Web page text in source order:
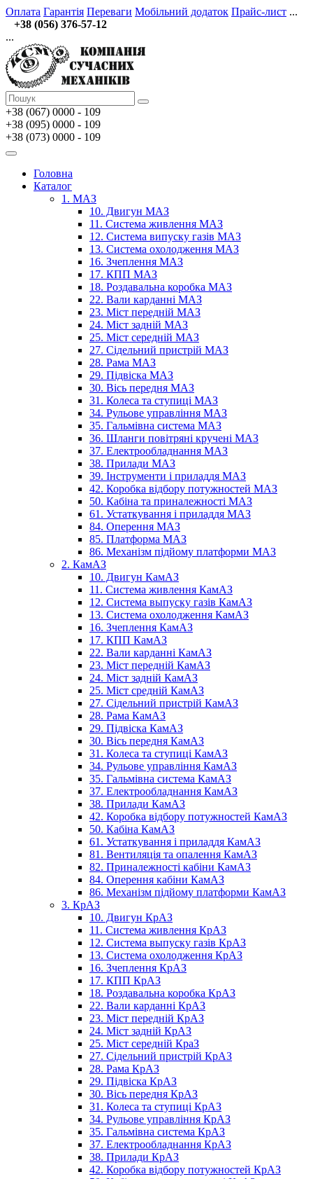
Оплата Гарантія Переваги Мобільний додаток Прайс-лист ...
+38 (056) 376-57-12
...
+38 (067) 0000 - 109
+38 (095) 0000 - 109
+38 (073) 0000 - 109
Головна
Каталог
1. МАЗ
10. Двигун МАЗ
11. Система живлення МАЗ
12. Система випуску газів МАЗ
13. Система охолодження МАЗ
16. Зчеплення МАЗ
17. КПП МАЗ
18. Роздавальна коробка МАЗ
22. Вали карданні МАЗ
23. Міст передній МАЗ
24. Міст задній МАЗ
25. Міст середній МАЗ
27. Сідельний пристрій МАЗ
28. Рама МАЗ
29. Підвіска МАЗ
30. Вісь передня МАЗ
31. Колеса та ступиці МАЗ
34. Рульове управління МАЗ
35. Гальмівна система МАЗ
36. Шланги повітряні кручені МАЗ
37. Електрообладнання МАЗ
38. Прилади МАЗ
39. Інструменти і приладдя МАЗ
42. Коробка відбору потужностей МАЗ
50. Кабіна та приналежності МАЗ
61. Устаткування і приладдя МАЗ
84. Оперення МАЗ
85. Платформа МАЗ
86. Механізм підйому платформи МАЗ
2. КамАЗ
10. Двигун КамАЗ
11. Система живлення КамАЗ
12. Система выпуску газів КамАЗ
13. Система охолодження КамАЗ
16. Зчеплення КамАЗ
17. КПП КамАЗ
22. Вали карданні КамАЗ
23. Міст передній КамАЗ
24. Міст задній КамАЗ
25. Міст средній КамАЗ
27. Сідельний пристрій КамАЗ
28. Рама КамАЗ
29. Підвіска КамАЗ
30. Вісь передня КамАЗ
31. Колеса та ступиці КамАЗ
34. Рульове управління КамАЗ
35. Гальмівна система КамАЗ
37. Електрообладнання КамАЗ
38. Прилади КамАЗ
42. Коробка відбору потужностей КамАЗ
50. Кабіна КамАЗ
61. Устаткування і приладдя КамАЗ
81. Вентиляція та опалення КамАЗ
82. Приналежності кабіни КамАЗ
84. Оперення кабіни КамАЗ
86. Механізм підйому платформи КамАЗ
3. КрАЗ
10. Двигун КрАЗ
11. Система живлення КрАЗ
12. Система выпуску газів КрАЗ
13. Система охолодження КрАЗ
16. Зчеплення КрАЗ
17. КПП КрАЗ
18. Роздавальна коробка КрАЗ
22. Вали карданні КрАЗ
23. Міст передній КрАЗ
24. Міст задній КрАЗ
25. Міст середній КраЗ
27. Сідельний пристрій КрАЗ
28. Рама КрАЗ
29. Підвіска КрАЗ
30. Вісь передня КрАЗ
31. Колеса та ступиці КрАЗ
34. Рульове управління КрАЗ
35. Гальмівна система КрАЗ
37. Електрообладнання КрАЗ
38. Прилади КрАЗ
42. Коробка відбору потужностей КрАЗ